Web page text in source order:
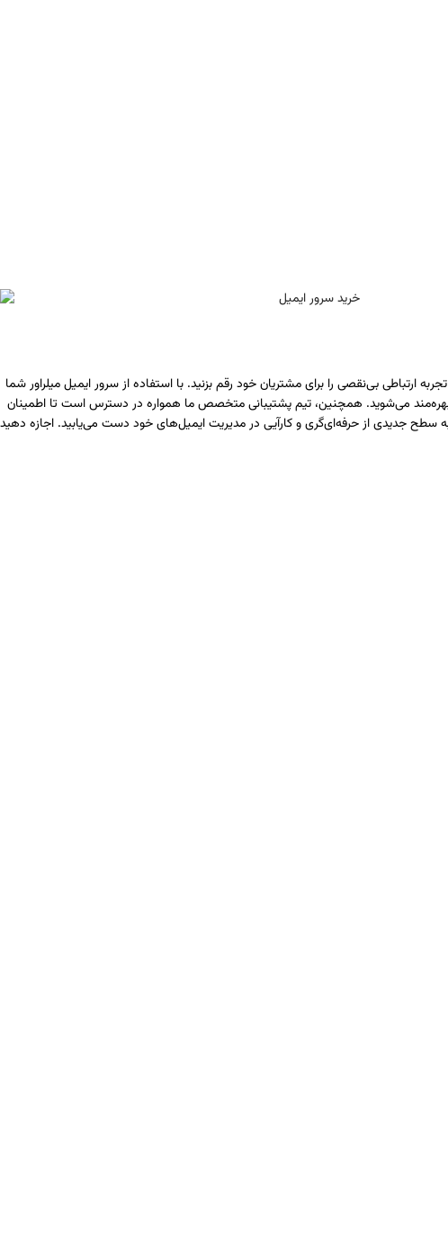
می‌شوید. همچنین، تیم پشتیبانی متخصص ما همواره در دسترس است تا اطمینان
سطح جدیدی از حرفه‌ای‌گری و کارآیی در مدیریت ایمیل‌های خود دست می‌یابید. اجازه دهید